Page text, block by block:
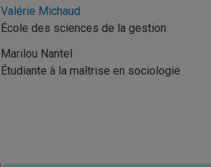
Valérie Michaud
École des sciences de la gestion
Marilou Nantel
Étudiante à la maîtrise en sociologie